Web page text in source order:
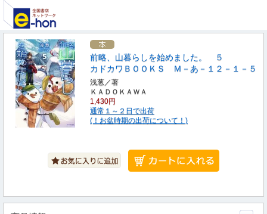
前略、山暮らしを始めました。 ５
カドカワＢＯＯＫＳ Ｍ－あ－１２－１－５
浅葱／著
ＫＡＤＯＫＡＷＡ
1,430円
通常１～２日で出荷
(！お盆時期の出荷について！)